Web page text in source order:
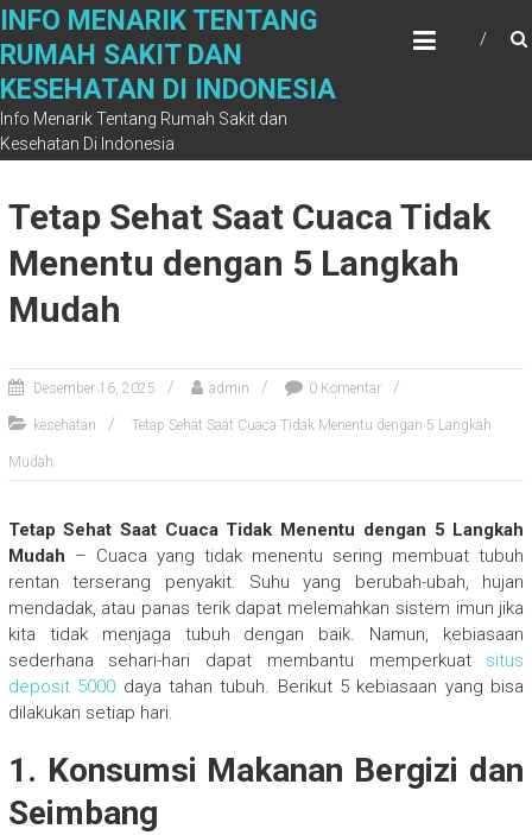
Skip
content
INFO MENARIK TENTANG
RUMAH SAKIT DAN
KESEHATAN DI INDONESIA
Info Menarik Tentang Rumah Sakit dan
Kesehatan Di Indonesia
Tetap Sehat Saat Cuaca Tidak
Menentu dengan 5 Langkah
Mudah
Desember 16, 2025 admin 0 Komentar
kesehatan Tetap Sehat Saat Cuaca Tidak Menentu dengan 5 Langkah
Mudah
Tetap Sehat Saat Cuaca Tidak Menentu dengan 5 Langkah
Mudah – Cuaca yang tidak menentu sering membuat tubuh
rentan terserang penyakit. Suhu yang berubah-ubah, hujan
mendadak, atau panas terik dapat melemahkan sistem imun jika
kita tidak menjaga tubuh dengan baik. Namun, kebiasaan
sederhana sehari-hari dapat membantu memperkuat situs
deposit 5000 daya tahan tubuh. Berikut 5 kebiasaan yang bisa
dilakukan setiap hari.
1. Konsumsi Makanan Bergizi dan
Seimbang